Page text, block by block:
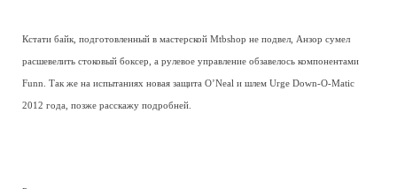
Кстати байк, подготовленный в мастерской Mtbshop не подвел, Анзор сумел
расшевелить стоковый боксер, а рулевое управление обзавелось компонентами
Funn. Так же на испытаниях новая защита O’Neal и шлем Urge Down-O-Matic
2012 года, позже расскажу подробней.